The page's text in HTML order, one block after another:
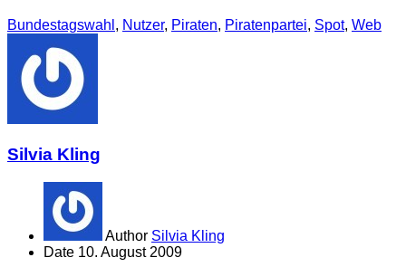
Bundestagswahl , Nutzer, Piraten, Piratenpartei, Spot, Web
Silvia Kling
Author Silvia Kling
Date 10. August 2009